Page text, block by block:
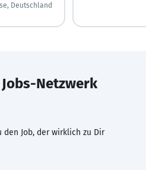
Deutschland
Jobs-Netzwerk
den Job, der wirklich zu Dir